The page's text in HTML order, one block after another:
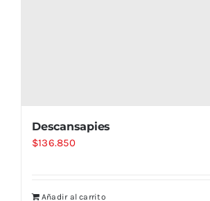
Descansapies
$136.850
Añadir al carrito